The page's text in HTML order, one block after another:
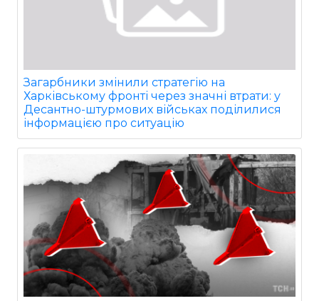
Загарбники змінили стратегію на
Харківському фронті через значні втрати: у
Десантно-штурмових військах поділилися
інформацією про ситуацію